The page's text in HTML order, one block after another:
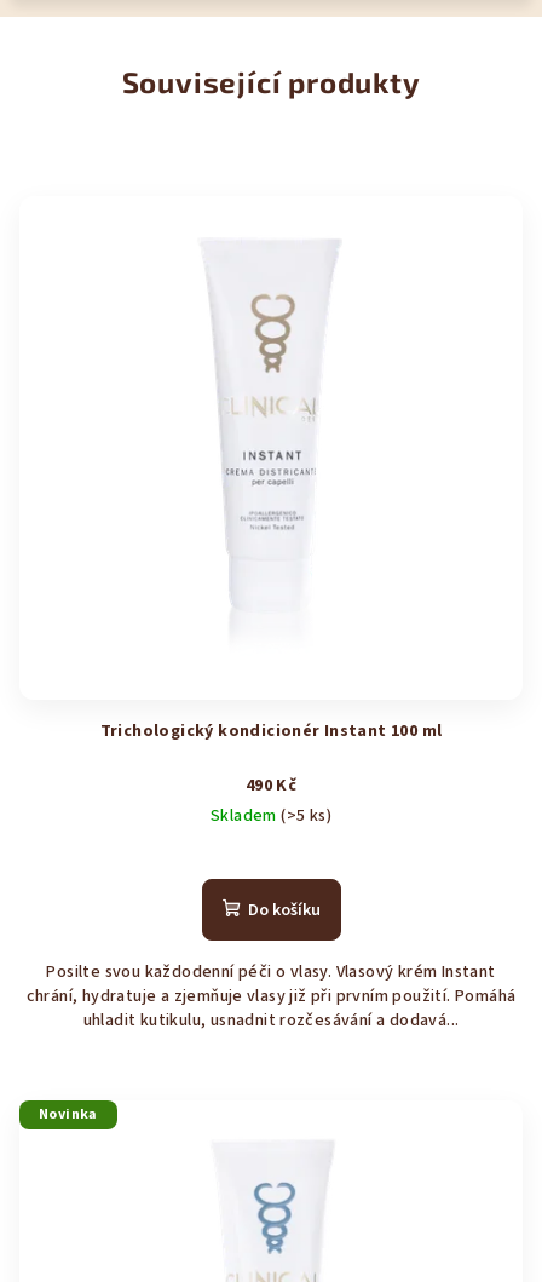
Související produkty
Trichologický kondicionér Instant 100 ml
490 Kč
Skladem(>5 ks)
hodnocení
produktu
z
5
hvězdiček.
Do košíku
Posilte svou každodenní péči o vlasy. Vlasový krém Instant
chrání, hydratuje a zjemňuje vlasy již při prvním použití. Pomáhá
uhladit kutikulu, usnadnit rozčesávání a dodavá...
Novinka